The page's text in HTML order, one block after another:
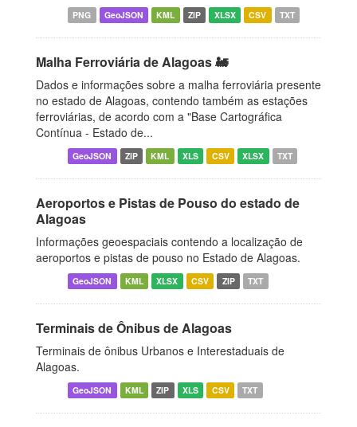
PNG GeoJSON KML ZIP XLSX CSV TXT
Malha Ferroviária de Alagoas 🚂
Dados e informações sobre a malha ferroviária presente
no estado de Alagoas, contendo também as estações
ferroviárias, de acordo com a "Base Cartográfica
Contínua - Estado de...
GeoJSON ZIP KML XLS CSV XLSX TXT
Aeroportos e Pistas de Pouso do estado de
Alagoas
Informações geoespaciais contendo a localização de
aeroportos e pistas de pouso no Estado de Alagoas.
GeoJSON KML XLSX CSV ZIP TXT
Terminais de Ônibus de Alagoas
Terminais de ônibus Urbanos e Interestaduais de
Alagoas.
GeoJSON KML ZIP XLS CSV TXT